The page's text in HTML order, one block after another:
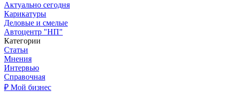
Актуально сегодня
Карикатуры
Деловые и смелые
Автоцентр "НП"
Категории
Статьи
Мнения
Интервью
Справочная
₽ Мой бизнес